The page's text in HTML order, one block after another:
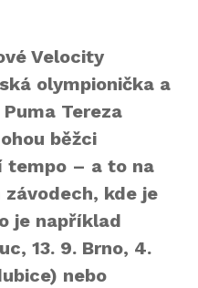
Velocity
olympionička a
Tereza
běžci
tempo – a to na
kde je
je například
13. 9. Brno, 4.
nebo